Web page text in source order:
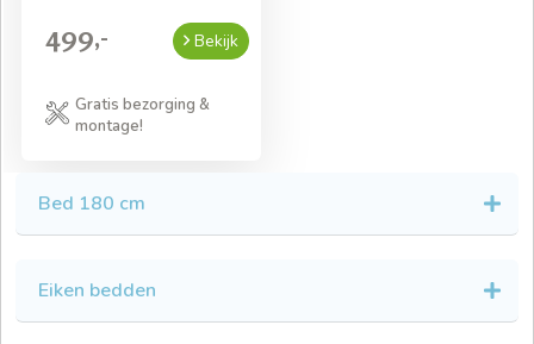
499,- Bekijk
Gratis bezorging &
montage!
Bed 180 cm
Eiken bedden